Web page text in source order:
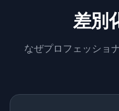
差別
なぜプロフェッショ